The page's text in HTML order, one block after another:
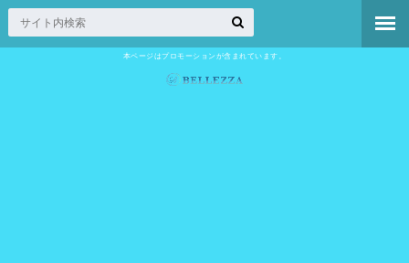
本ページはプロモーションが含まれています。